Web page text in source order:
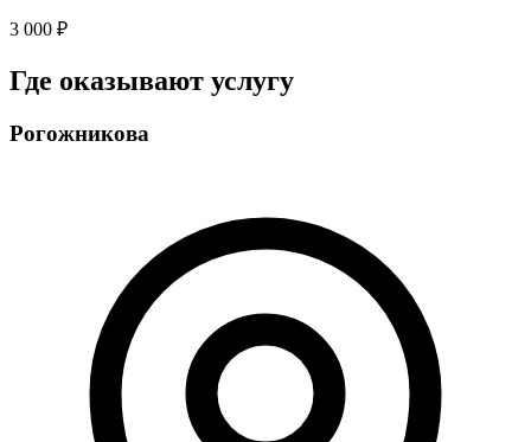
3 000 ₽
Где оказывают услугу
Рогожникова